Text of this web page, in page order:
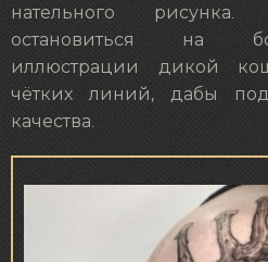
нательного
остановиться на
иллюстрации дикой
чётких линий, дабы
качества.